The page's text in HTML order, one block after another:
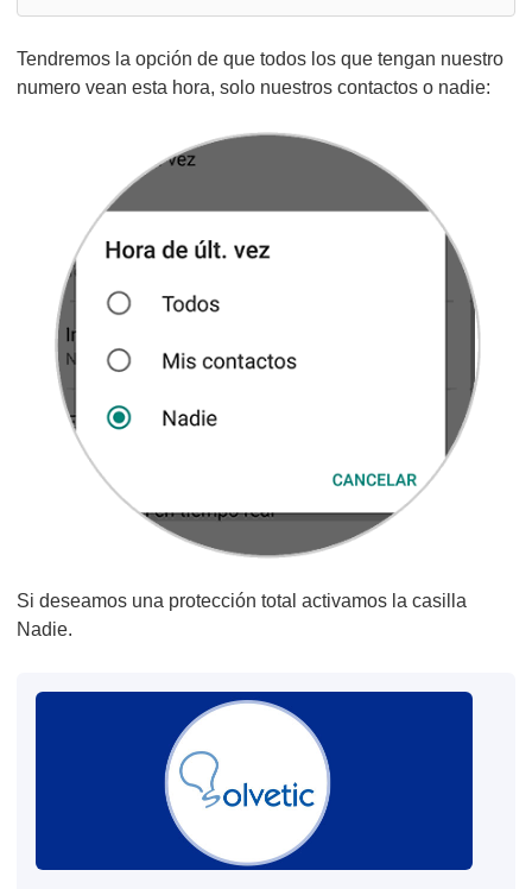
Tendremos la opción de que todos los que tengan nuestro
numero vean esta hora, solo nuestros contactos o nadie:
Si deseamos una protección total activamos la casilla
Nadie.